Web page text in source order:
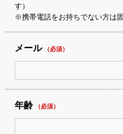
す）
※携帯電話をお持ちでない方は
メール（必須）
年齢（必須）